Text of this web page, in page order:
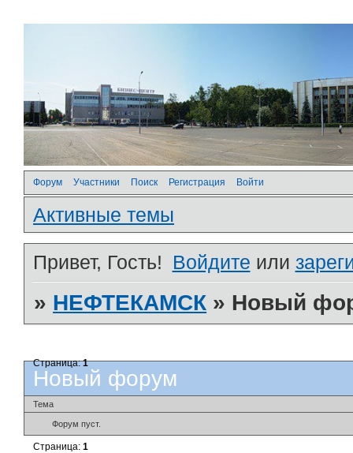
Форум Участники Поиск Регистрация Войти
Активные темы
Привет, Гость! Войдите или
» НЕФТЕКАМСК » Новый
Новый форум
Страница:1
Тема
Форум пуст.
Страница:1